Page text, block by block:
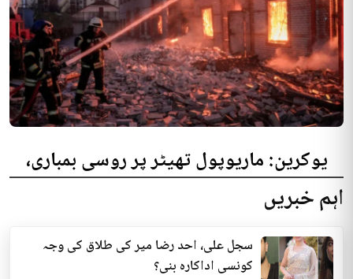
یوکرین: ماریوپول تھیٹر پر روسی بمباری،
300 افراد کی ہلاکت کا خدشہ
کا خدشہ ظاہر کیا اور کہا کہ کم...
انٹرنیشنل | 4 years پہلے
اہم خبریں
سجل علی، احد رضا میر کی طلاق کی وجہ
کونسی اداکارہ بنی؟